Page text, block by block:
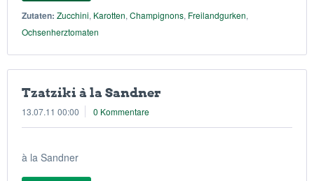
Zutaten: Zucchini, Karotten, Champignons, Freilandgurken,
Ochsenherztomaten
Tzatziki à la Sandner
13.07.11 00:00 0 Kommentare
à la Sandner